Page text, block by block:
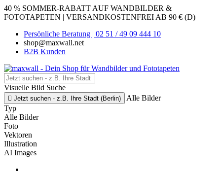
40 % SOMMER-RABATT AUF WANDBILDER &
FOTOTAPETEN | VERSANDKOSTENFREI AB 90 € (D)
Persönliche Beratung | 02 51 / 49 09 444 10
shop@maxwall.net
B2B Kunden
Visuelle Bild Suche
 Jetzt suchen - z.B. Ihre Stadt (Berlin)
Alle Bilder
Typ
Alle Bilder
Foto
Vektoren
Illustration
AI Images